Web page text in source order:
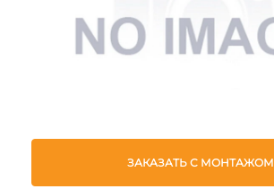
ЗАКАЗАТЬ С МОНТАЖОМ